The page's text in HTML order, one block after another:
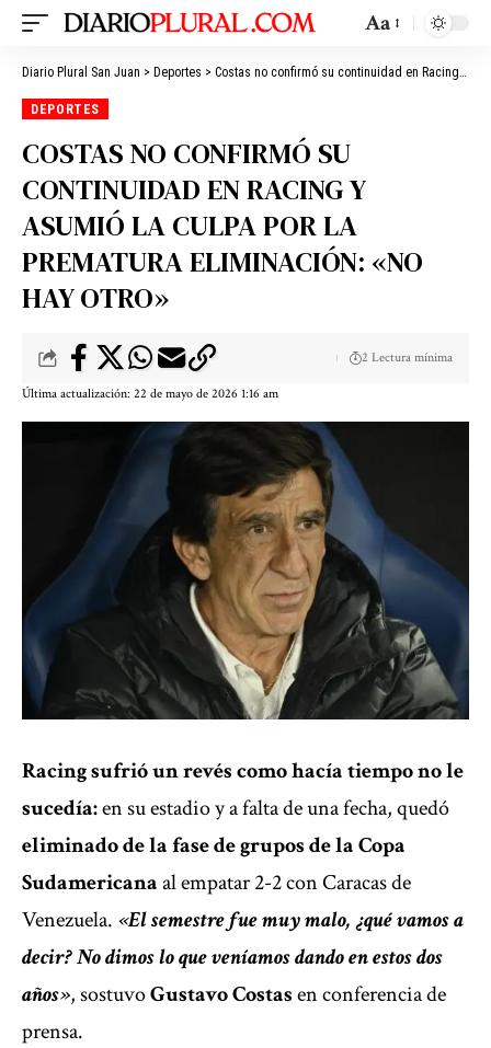
Aa
Diario Plural San Juan > Deportes > Costas no confirmó su continuidad en Racing y asumió la culpa por la prematura eliminación: «No hay otro»
DEPORTES
COSTAS NO CONFIRMÓ SU
CONTINUIDAD EN RACING Y
ASUMIÓ LA CULPA POR LA
PREMATURA ELIMINACIÓN: «NO
HAY OTRO»
Última actualización: 22 de mayo de 2026 1:16 am
2 Lectura mínima
Racing sufrió un revés como hacía tiempo no le
sucedía:en su estadio y a falta de una fecha, quedó
eliminado de la fase de grupos de la Copa
Sudamericanaal empatar 2-2 con Caracas de
Venezuela. «El semestre fue muy malo, ¿qué vamos a
decir? No dimos lo que veníamos dando en estos dos
años», sostuvoGustavo Costasen conferencia de
prensa.